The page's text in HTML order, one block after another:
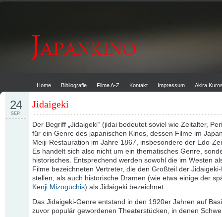
Home Bibliografie Filme A-Z Kontakt Impressum Akira
Jidaigeki
24
SEP.
Der Begriff „Jidaigeki“ (jidai bedeutet soviel wie Zeitalter,
für ein Genre des japanischen Kinos, dessen Filme im
Meiji-Restauration im Jahre 1867, insbesondere der Edo-
Es handelt sich also nicht um ein thematisches Genre,
historisches. Entsprechend werden sowohl die im Westen
Filme bezeichneten Vertreter, die den Großteil der
stellen, als auch historische Dramen (wie etwa einige der
Kenji Mizoguchis) als Jidaigeki bezeichnet.
Das Jidaigeki-Genre entstand in den 1920er Jahren auf
zuvor populär gewordenen Theaterstücken, in denen